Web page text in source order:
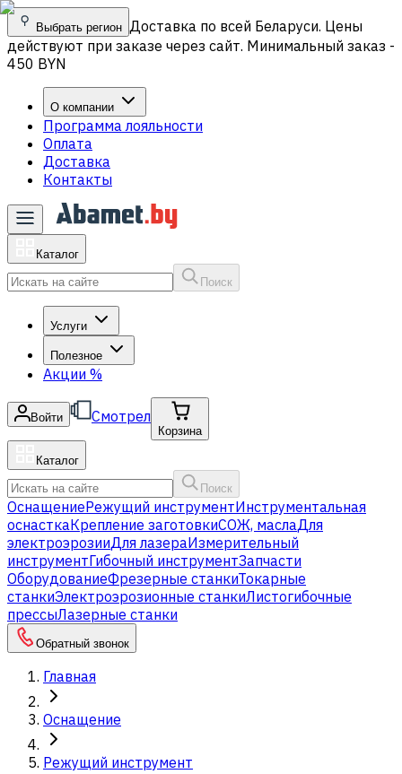
Выбрать регион Доставка по всей Беларуси. Цены
действуют при заказе через сайт. Минимальный заказ -
450 BYN
О компании
Программа лояльности
Оплата
Доставка
Контакты
Каталог
Поиск
Услуги
Полезное
Акции %
Войти Смотрел
Корзина
Каталог
Поиск
ОснащениеРежущий инструментИнструментальная
оснасткаКрепление заготовкиСОЖ, маслаДля
электроэрозииДля лазераИзмерительный
инструментГибочный инструментЗапчасти
ОборудованиеФрезерные станкиТокарные
станкиЭлектроэрозионные станкиЛистогибочные
прессыЛазерные станки
Обратный звонок
Главная
Оснащение
Режущий инструмент